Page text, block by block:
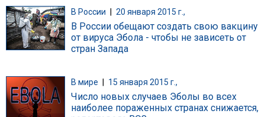
В России 20 января 2015 г.,
В России обещают создать свою вакцину
от вируса Эбола - чтобы не зависеть от
стран Запада
В мире 15 января 2015 г.,
Число новых случаев Эболы во всех
наиболее пораженных странах снижается,